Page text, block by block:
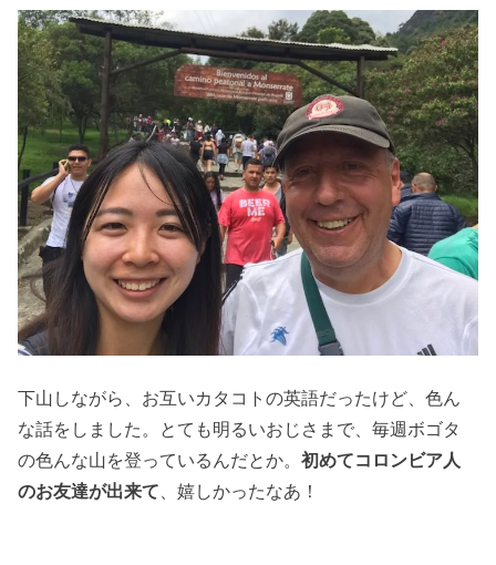
下山しながら、お互いカタコトの英語だったけど、色ん
な話をしました。とても明るいおじさまで、毎週ボゴタ
の色んな山を登っているんだとか。初めてコロンビア人
のお友達が出来て 、嬉しかったなあ！